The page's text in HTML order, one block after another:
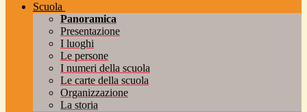
Scuola
Panoramica
Presentazione
I luoghi
Le persone
I numeri della scuola
Le carte della scuola
Organizzazione
La storia